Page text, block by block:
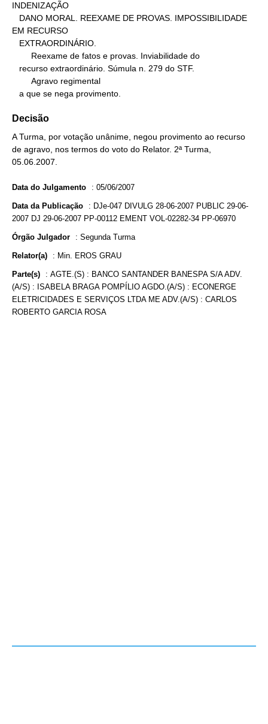
INDENIZAÇÃO
EM RECURSO
   a que se nega provimento.
Decisão
A Turma, por votação unânime, negou provimento ao recurso
de agravo, nos termos do voto do Relator. 2ª Turma,
05.06.2007.
Data do Julgamento : 05/06/2007
Data da Publicação : DJe-047 DIVULG 28-06-2007 PUBLIC 29-06-
2007 DJ 29-06-2007 PP-00112 EMENT VOL-02282-34 PP-06970
Órgão Julgador : Segunda Turma
Relator(a) : Min. EROS GRAU
Parte(s) : AGTE.(S) : BANCO SANTANDER BANESPA S/A ADV.
(A/S) : ISABELA BRAGA POMPÍLIO AGDO.(A/S) : ECONERGE
ELETRICIDADES E SERVIÇOS LTDA ME ADV.(A/S) : CARLOS
ROBERTO GARCIA ROSA